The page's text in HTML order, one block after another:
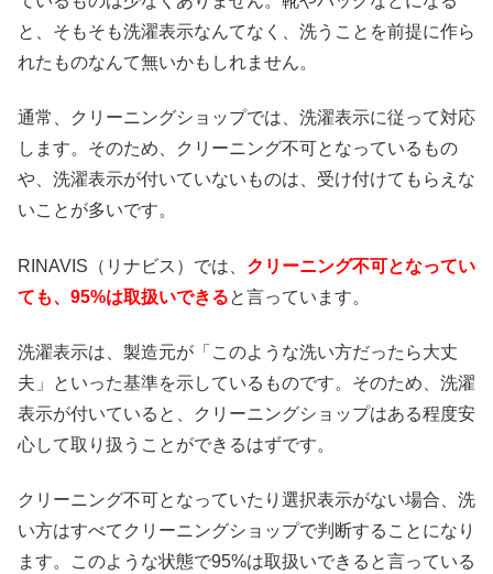
と、そもそも洗濯表示なんてなく、洗うことを前提に作ら
れたものなんて無いかもしれません。
通常、クリーニングショップでは、洗濯表示に従って対応
します。そのため、クリーニング不可となっているもの
や、洗濯表示が付いていないものは、受け付けてもらえな
いことが多いです。
RINAVIS（リナビス）では、 クリーニング不可となってい
ても、95%は取扱いできると言っています。
洗濯表示は、製造元が「このような洗い方だったら大丈
夫」といった基準を示しているものです。そのため、洗濯
表示が付いていると、クリーニングショップはある程度安
心して取り扱うことができるはずです。
クリーニング不可となっていたり選択表示がない場合、洗
い方はすべてクリーニングショップで判断することになり
ます。このような状態で95%は取扱いできると言っている